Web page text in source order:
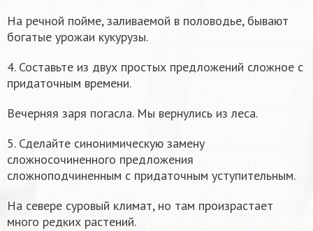
На речной пойме, заливаемой в половодье, бывают
богатые урожаи кукурузы.
4. Составьте из двух простых предложений сложное с
придаточным времени.
Вечерняя заря погасла. Мы вернулись из леса.
5. Сделайте синонимическую замену
сложносочиненного предложения
сложноподчиненным с придаточным уступительным.
На севере суровый климат, но там произрастает
много редких растений.